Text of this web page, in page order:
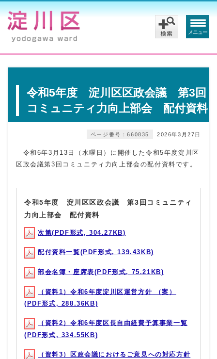
メニュー
令和5年度 淀川区区政会議 第3回
コミュニティ力向上部会 配付資料
2026年3月27日
ページ番号：660835
令和6年3月13日（水曜日）に開催した令和5年度淀川区
区政会議第3回コミュニティ力向上部会の配付資料です。
令和5年度 淀川区区政会議 第3回コミュニティ
力向上部会 配付資料
次第(PDF形式, 304.27KB)
配付資料一覧(PDF形式, 139.43KB)
部会名簿・座席表(PDF形式, 75.21KB)
（資料1）令和6年度淀川区運営方針 （案）
(PDF形式, 288.36KB)
（資料2）令和6年度区長自由経費予算事業一覧
(PDF形式, 334.55KB)
（資料3）区政会議におけるご意見への対応方針